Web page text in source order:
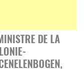
DE LA